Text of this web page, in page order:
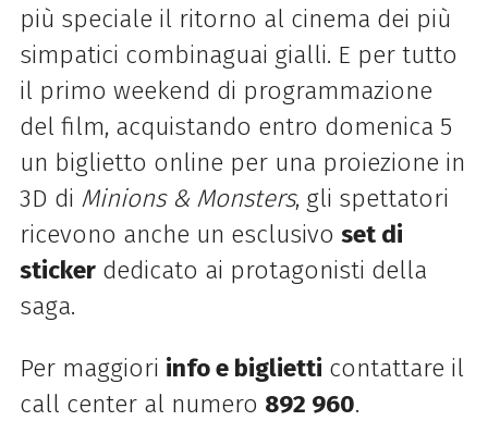
più speciale il ritorno al cinema dei più
simpatici combinaguai gialli. E per tutto
il primo weekend di programmazione
del film, acquistando entro domenica 5
un biglietto online per una proiezione in
3D di Minions & Monsters, gli spettatori
ricevono anche un esclusivo set di
stickerdedicato ai protagonisti della
saga.
Per maggiori info e biglietti contattare il
call center al numero 892 960.